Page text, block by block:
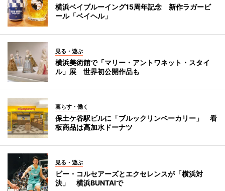
横浜ベイブルーイング15周年記念 新作ラガービ
ール「ベイヘル」
見る・遊ぶ
横浜美術館で「マリー・アントワネット・スタイ
ル」展 世界初公開作品も
暮らす・働く
保土ケ谷駅ビルに「ブルックリンベーカリー」 看
板商品は高加水ドーナツ
見る・遊ぶ
ビー・コルセアーズとエクセレンスが「横浜対
決」 横浜BUNTAIで